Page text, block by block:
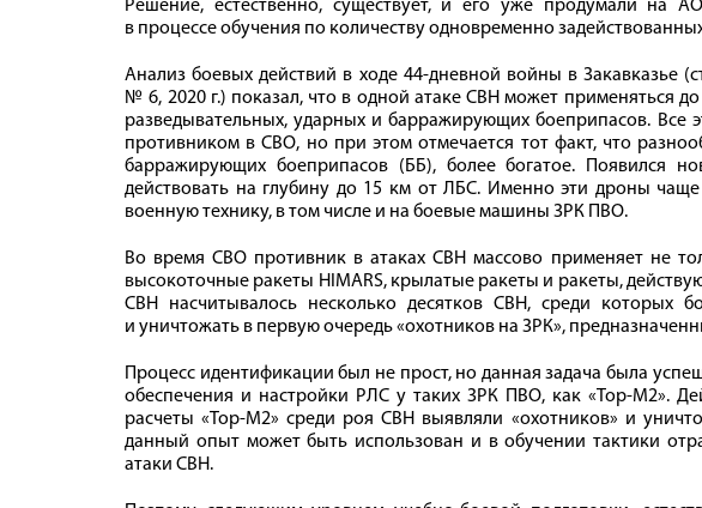
Решение, естественно, существует, и его уже продумали на
в процессе обучения по количеству одновременно
Анализ боевых действий в ходе 44‑дневной войны в Закавказье
№ 6, 2020 г.) показал, что в одной атаке СВН может применяться
разведывательных, ударных и барражирующих боеприпасов. Все
противником в СВО, но при этом отмечается тот факт, что
барражирующих боеприпасов (ББ), более богатое. Появился
действовать на глубину до 15 км от ЛБС. Именно эти дроны
военную технику, в том числе и на боевые машины ЗРК ПВО.
Во время СВО противник в атаках СВН массово применяет не
высокоточные ракеты HIMARS, крылатые ракеты и ракеты,
СВН насчитывалось несколько десятков СВН, среди которых
и уничтожать в первую очередь «охотников на ЗРК»,
Процесс идентификации был не прост, но данная задача была
обеспечения и настройки РЛС у таких ЗРК ПВО, как «Тор-М2».
расчеты «Тор-М2» среди роя СВН выявляли «охотников» и
данный опыт может быть использован и в обучении тактики
атаки СВН.